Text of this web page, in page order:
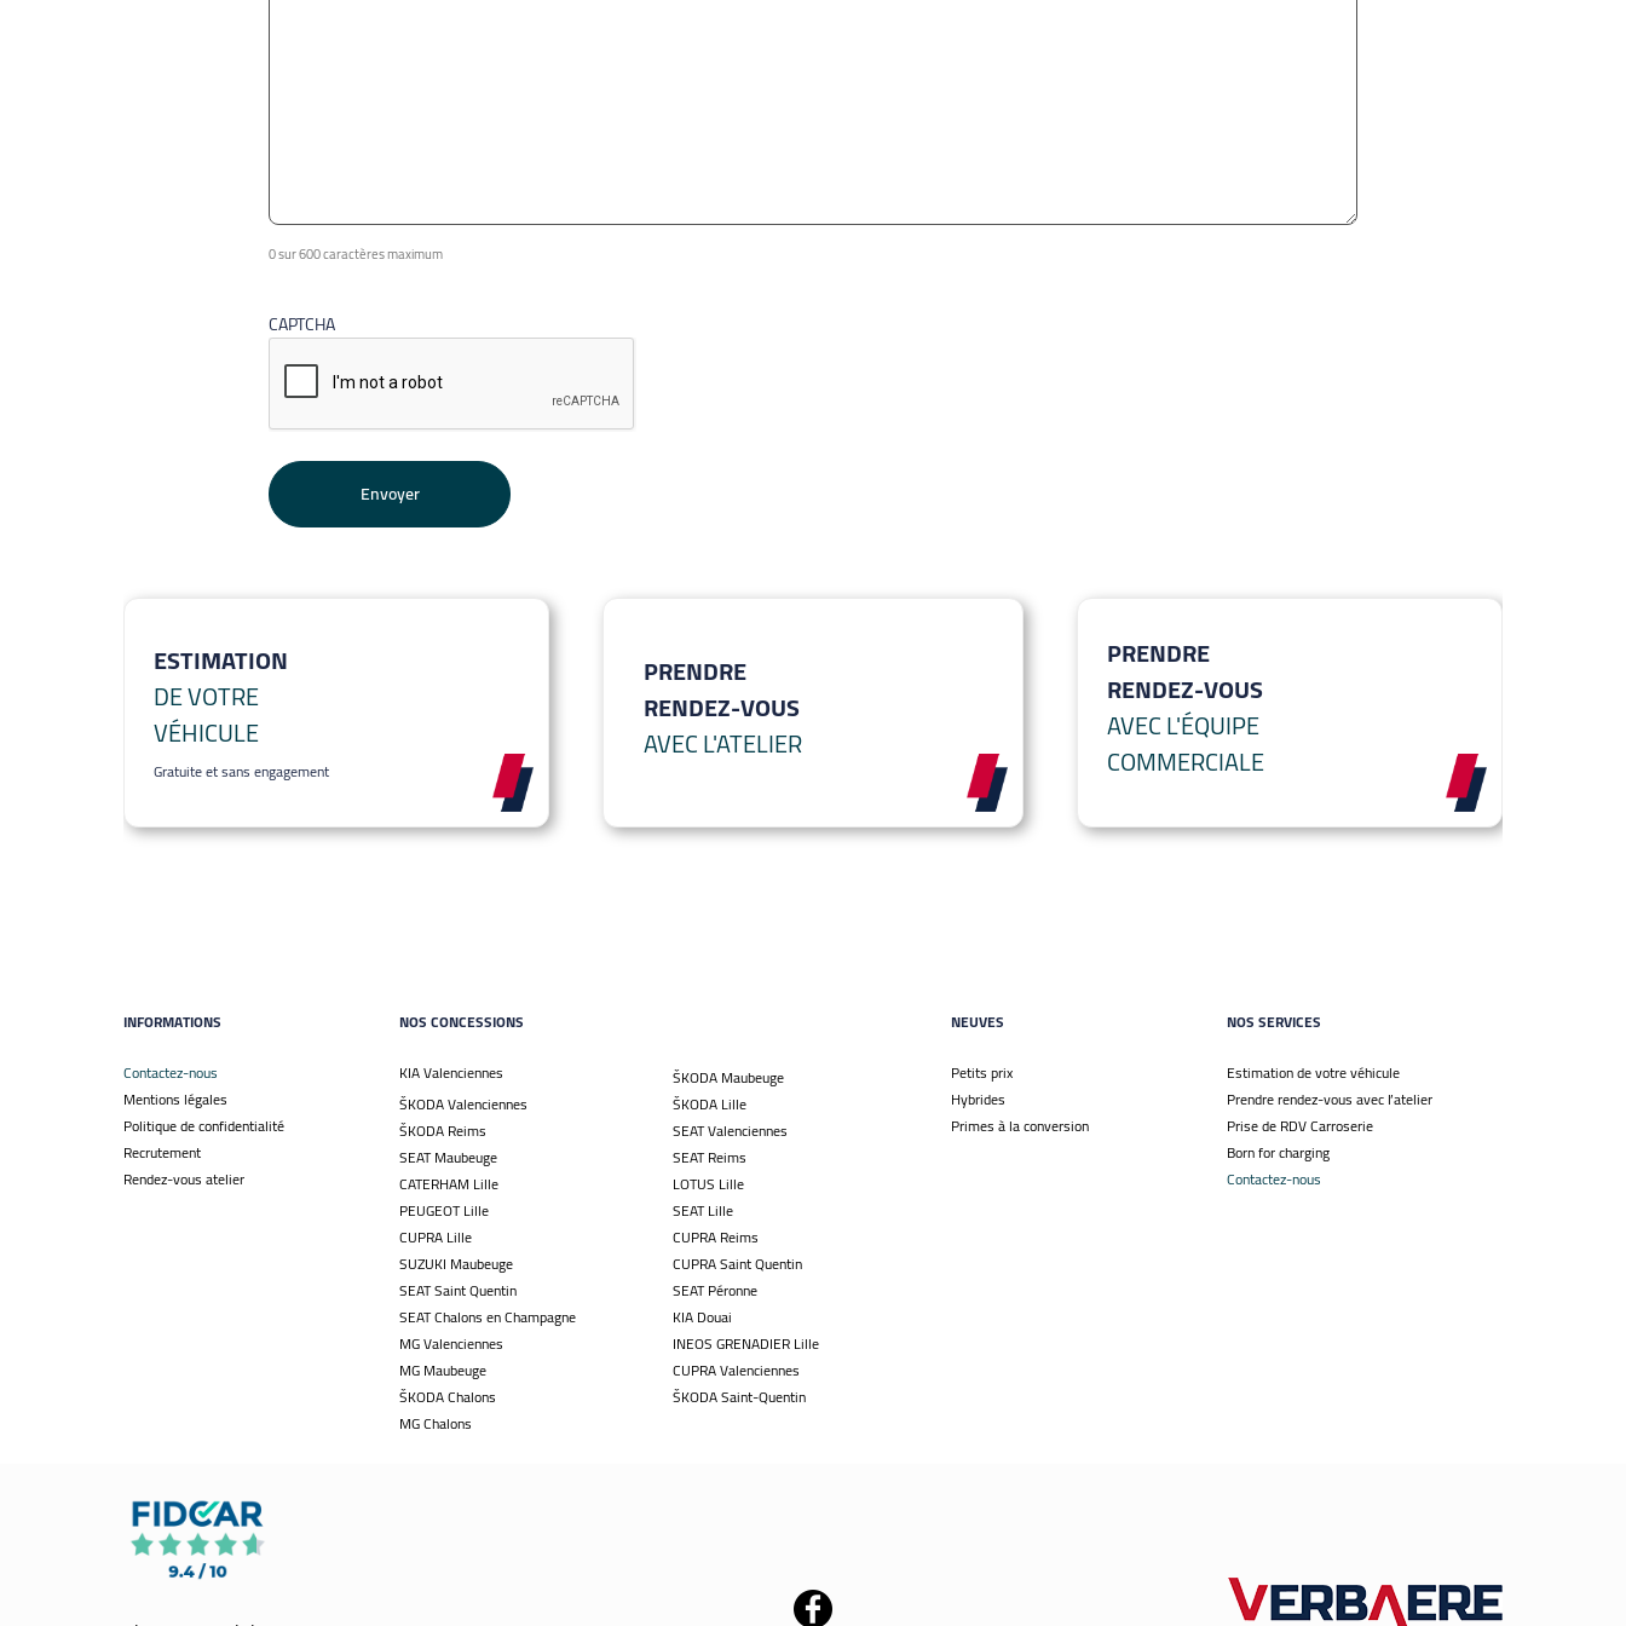
0 sur 600 caractères maximum
CAPTCHA
ESTIMATION
DE VOTRE
VÉHICULE
Gratuite et sans engagement
PRENDRE
RENDEZ-VOUS
AVEC L'ATELIER
PRENDRE
RENDEZ-VOUS
AVEC L'ÉQUIPE
COMMERCIALE
INFORMATIONS
Contactez-nous
Mentions légales
Politique de confidentialité
Recrutement
Rendez-vous atelier
NOS CONCESSIONS
KIA Valenciennes
ŠKODA Maubeuge
ŠKODA Valenciennes
ŠKODA Lille
ŠKODA Reims
SEAT Valenciennes
SEAT Maubeuge
SEAT Reims
CATERHAM Lille
LOTUS Lille
PEUGEOT Lille
SEAT Lille
CUPRA Lille
CUPRA Reims
SUZUKI Maubeuge
CUPRA Saint Quentin
SEAT Saint Quentin
SEAT Péronne
SEAT Chalons en Champagne
KIA Douai
MG Valenciennes
INEOS GRENADIER Lille
MG Maubeuge
CUPRA Valenciennes
ŠKODA Chalons
ŠKODA Saint-Quentin
MG Chalons
NEUVES
Petits prix
Hybrides
Primes à la conversion
NOS SERVICES
Estimation de votre véhicule
Prendre rendez-vous avec l’atelier
Prise de RDV Carroserie
Born for charging
Contactez-nous